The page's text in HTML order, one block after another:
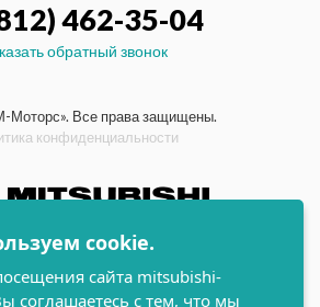
462-35-04
обратный звонок
Все права защищены.
конфиденциальности
и морские
двигатели Mitsubishi
cookie.
сайта mitsubishi-
соглашаетесь с тем, что мы